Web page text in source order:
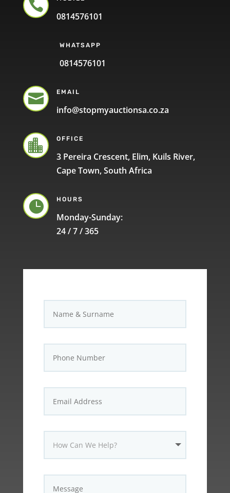

0814576101
WHATSAPP
0814576101
 EMAIL
info@stopmyauctionsa.co.za
 OFFICE
3 Pereira Crescent, Elim, Kuils River,
Cape Town, South Africa
 HOURS
Monday-Sunday:
24 / 7 / 365